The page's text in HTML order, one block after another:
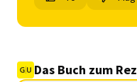
Das Buch zum